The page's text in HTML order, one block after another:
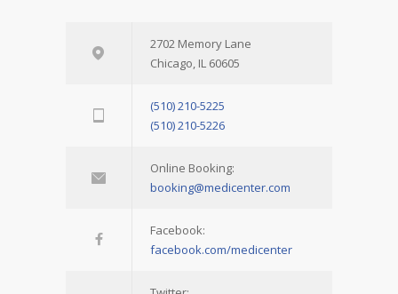
2702 Memory Lane
Chicago, IL 60605
(510) 210-5225
(510) 210-5226
Online Booking:
booking@medicenter.com
Facebook:
facebook.com/medicenter